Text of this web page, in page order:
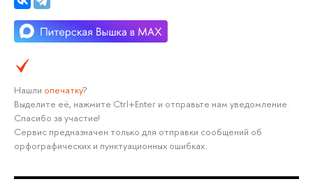
Нашли опечатку?
Выделите её, нажмите Ctrl+Enter и отправьте нам уведомление.
Спасибо за участие!
Сервис предназначен только для отправки сообщений об
орфографических и пунктуационных ошибках.